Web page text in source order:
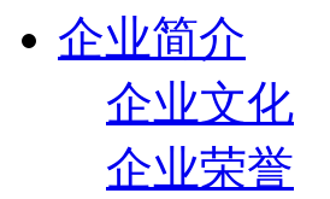
企业简介
企业文化
企业荣誉